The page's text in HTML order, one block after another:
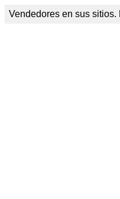
Vendedores en sus